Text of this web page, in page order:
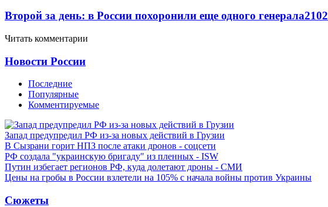
Второй за день: в России похоронили еще одного генерала2102
Читать комментарии
Новости России
Последние
Популярные
Комментируемые
Запад предупредил РФ из-за новых действий в Грузии
В Сызрани горит НПЗ после атаки дронов - соцсети
РФ создала "украинскую бригаду" из пленных - ISW
Путин избегает регионов РФ, куда долетают дроны - СМИ
Цены на гробы в России взлетели на 105% с начала войны против Украины
Сюжеты